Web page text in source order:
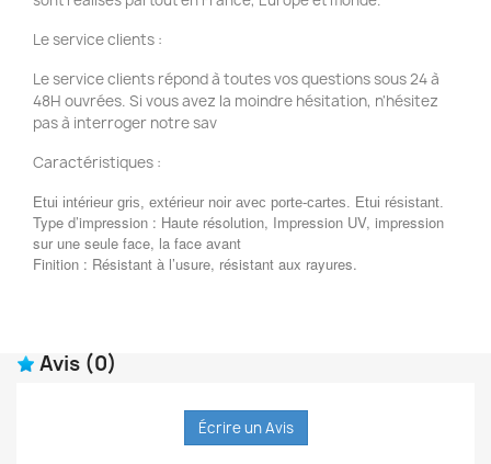
Le service clients :
Le service clients répond à toutes vos questions sous 24 à
48H ouvrées. Si vous avez la moindre hésitation, n'hésitez
pas à interroger notre sav
Caractéristiques :
Etui intérieur gris, extérieur noir avec porte-cartes. Etui résistant.
Type d’impression : Haute résolution, Impression UV, impression
sur une seule face, la face avant
Finition : Résistant à l’usure, résistant aux rayures.
Avis (0)
Écrire un Avis